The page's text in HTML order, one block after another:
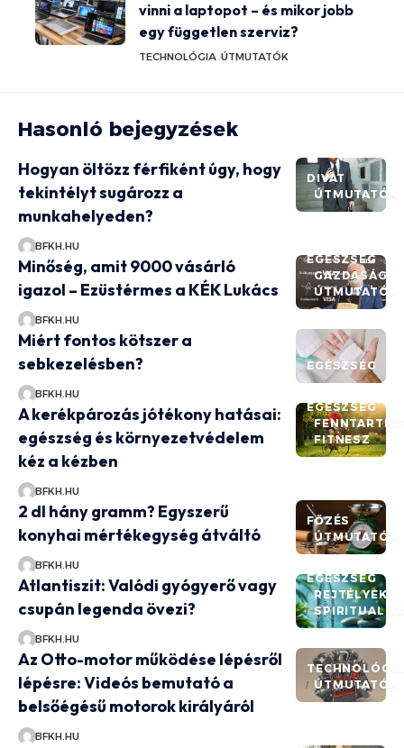
vinni a laptopot – és mikor jobb
egy független szerviz?
TECHNOLÓGIA ÚTMUTATÓK
Hasonló bejegyzések
DIVAT
ÚTMUTATÓK
Hogyan öltözz férfiként úgy, hogy
tekintélyt sugározz a
munkahelyeden?
BFKH.HU
EGÉSZSÉG
GAZDASÁG
ÚTMUTATÓK
Minőség, amit 9000 vásárló
igazol – Ezüstérmes a KÉK Lukács
BFKH.HU
EGÉSZSÉG
Miért fontos kötszer a
sebkezelésben?
BFKH.HU
EGÉSZSÉG
FITNESZ
A kerékpározás jótékony hatásai:
egészség és környezetvédelem
kéz a kézben
BFKH.HU
FŐZÉS
ÚTMUTATÓK
2 dl hány gramm? Egyszerű
konyhai mértékegység átváltó
BFKH.HU
EGÉSZSÉG
REJTÉLYEK
Atlantiszit: Valódi gyógyerő vagy
csupán legenda övezi?
BFKH.HU
TECHNOLÓGIA
ÚTMUTATÓK
Az Otto-motor működése lépésről
lépésre: Videós bemutató a
belsőégésű motorok királyáról
BFKH.HU